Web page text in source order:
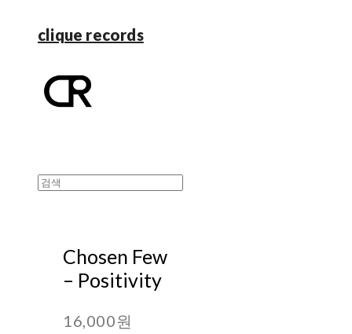
clique records
Chosen Few
– Positivity
16,000원